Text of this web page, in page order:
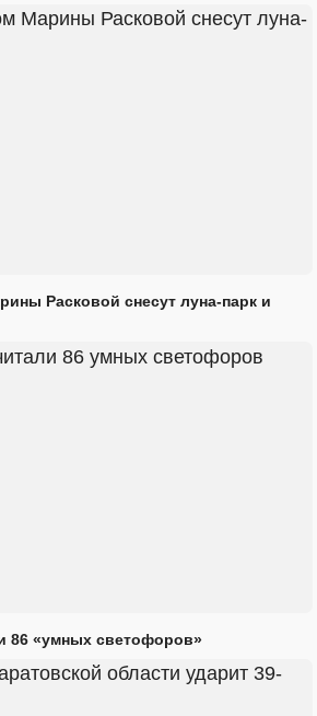
Расковой снесут луна-парк и
86 «умных светофоров»